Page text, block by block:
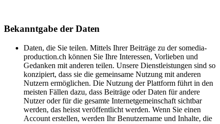
Bekanntgabe der Daten
Daten, die Sie teilen. Mittels Ihrer Beiträge zu der somedia-
production.ch können Sie Ihre Interessen, Vorlieben und
Gedanken mit anderen teilen. Unsere Dienstleistungen sind so
konzipiert, dass sie die gemeinsame Nutzung mit anderen
Nutzern ermöglichen. Die Nutzung der Plattform führt in den
meisten Fällen dazu, dass Beiträge oder Daten für andere
Nutzer oder für die gesamte Internetgemeinschaft sichtbar
werden, das heisst veröffentlicht werden. Wenn Sie einen
Account erstellen, werden Ihr Benutzername und Inhalte, die